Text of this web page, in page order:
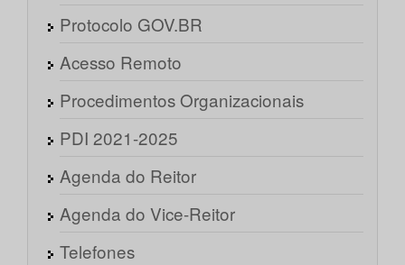
Protocolo GOV.BR
Acesso Remoto
Procedimentos Organizacionais
PDI 2021-2025
Agenda do Reitor
Agenda do Vice-Reitor
Telefones